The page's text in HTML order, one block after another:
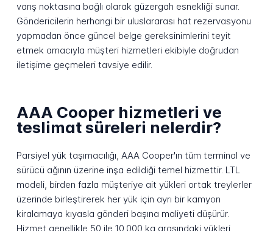
varış noktasına bağlı olarak güzergah esnekliği sunar.
Göndericilerin herhangi bir uluslararası hat rezervasyonu
yapmadan önce güncel belge gereksinimlerini teyit
etmek amacıyla müşteri hizmetleri ekibiyle doğrudan
iletişime geçmeleri tavsiye edilir.
AAA Cooper hizmetleri ve
teslimat süreleri nelerdir?
Parsiyel yük taşımacılığı, AAA Cooper'ın tüm terminal ve
sürücü ağının üzerine inşa edildiği temel hizmettir. LTL
modeli, birden fazla müşteriye ait yükleri ortak treylerler
üzerinde birleştirerek her yük için ayrı bir kamyon
kiralamaya kıyasla gönderi başına maliyeti düşürür.
Hizmet genellikle 50 ile 10.000 kg arasındaki yükleri